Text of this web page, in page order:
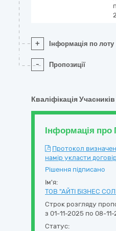
+ Інформація по лоту
- Пропозиції
Кваліфікація Учасників
Інформація
Протокол
намір укласти
Рішення підписано
Ім'я:
ТОВ "АЙТІ БІЗНЕС
Строк розгляду
з 01-11-2025 по 08-
Статус: